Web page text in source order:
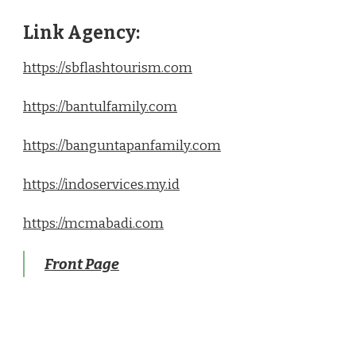
Link Agency:
https://sbflashtourism.com
https://bantulfamily.com
https://banguntapanfamily.com
https://indoservices.my.id
https://mcmabadi.com
Front Page